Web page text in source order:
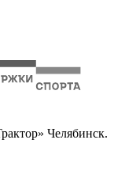
Челябинск.